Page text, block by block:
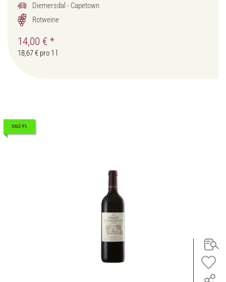
Diemersdal - Capetown
Rotweine
14,00 € *
18,67 € pro 1 l
SALE 4%